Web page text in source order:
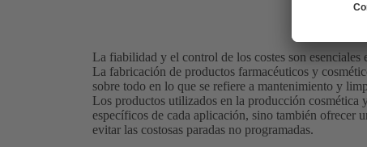
La fiabilidad y el control de los costes son
La fabricación de productos farmacéuticos y
sobre todo en lo que se refiere a mantenimiento y
Los productos utilizados en la producción
específicos de cada aplicación, sino también ofrecer
evitar las costosas paradas no programadas.